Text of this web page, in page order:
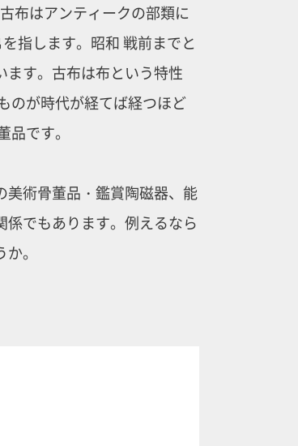
布はアンティークの部類に
指します。昭和 戦前までと
ます。古布は布という特性
のが時代が経てば経つほど
です。
美術骨董品・鑑賞陶磁器、能
でもあります。例えるなら
。